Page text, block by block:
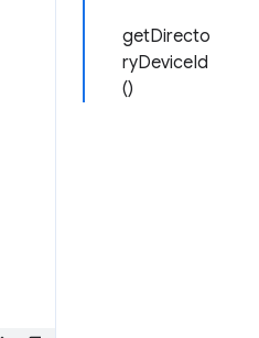
getDirecto
ryDeviceId
()